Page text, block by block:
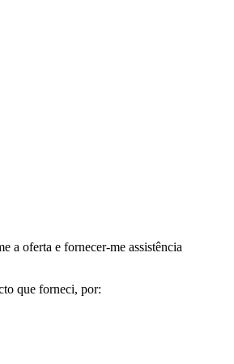
a oferta e fornecer-me assistência
que forneci, por: